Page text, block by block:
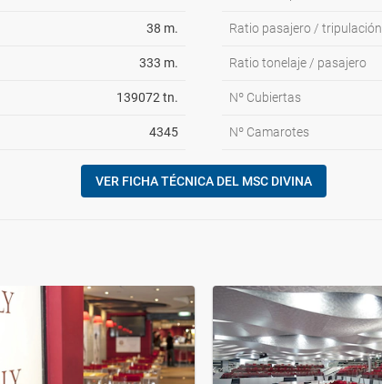
38 m.
333 m.
139072 tn.
4345
Ratio pasajero / tripulación
Ratio tonelaje / pasajero
Nº Cubiertas
Nº Camarotes
VER FICHA TÉCNICA DEL MSC DIVINA